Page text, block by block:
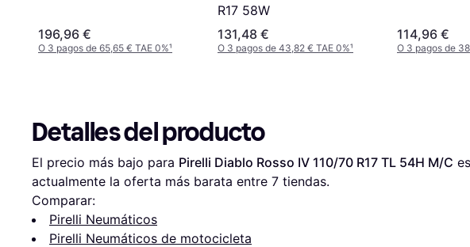
196,96 €
O 3 pagos de 65,65 € TAE 0%¹
R17 58W
131,48 €
O 3 pagos de 43,82 € TAE 0%¹
114,96 €
O 3 pagos de
Detalles del producto
El precio más bajo para Pirelli Diablo Rosso IV 110/70 R17 TL 54H M/C es
actualmente la oferta más barata entre 7 tiendas.
Comparar:
Pirelli Neumáticos
Pirelli Neumáticos de motocicleta